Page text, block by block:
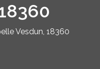
Vesdun, 18360